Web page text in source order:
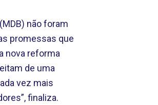
não foram
promessas que
nova reforma
de uma
vez mais
finaliza.